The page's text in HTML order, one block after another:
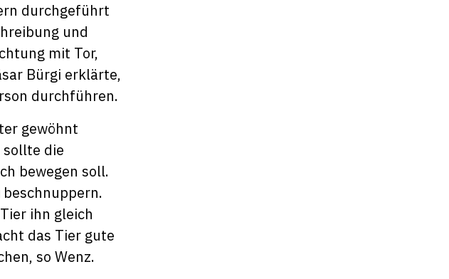
durchgeführt
und
mit Tor,
Bürgi erklärte,
durchführen.
gewöhnt
sollte die
bewegen soll.
ihn gleich
das Tier gute
so Wenz.